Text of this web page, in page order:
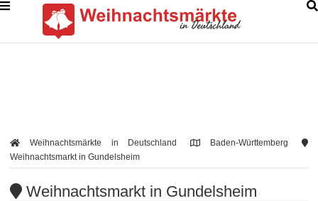
Weihnachtsmärkte in Deutschland
Baden-Württemberg
Weihnachtsmarkt in Gundelsheim
Weihnachtsmarkt in Gundelsheim